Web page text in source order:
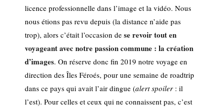
licence professionnelle dans l’image et la vidéo. Nous
nous étions pas revu depuis (la distance n’aide pas
trop), alors c’était l’occasion de se revoir tout en
voyageant avec notre passion commune : la création
d’images. On réserve donc fin 2019 notre voyage en
direction des Îles Féroés, pour une semaine de roadtrip
dans ce pays qui avait l’air dingue (alert spoiler : il
l’est). Pour celles et ceux qui ne connaissent pas, c’est